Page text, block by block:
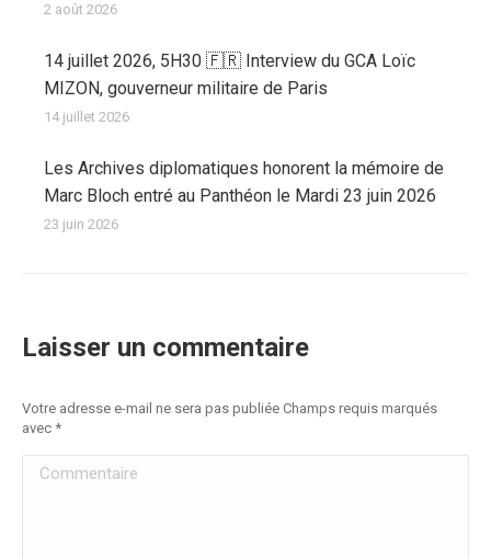
2 août 2026
14 juillet 2026, 5H30 🇫🇷 Interview du GCA Loïc
MIZON, gouverneur militaire de Paris
14 juillet 2026
Les Archives diplomatiques honorent la mémoire de
Marc Bloch entré au Panthéon le Mardi 23 juin 2026
23 juin 2026
Laisser un commentaire
Votre adresse e-mail ne sera pas publiée Champs requis marqués
avec *
Commentaire